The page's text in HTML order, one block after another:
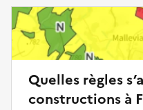
Quelles règles
constructions à